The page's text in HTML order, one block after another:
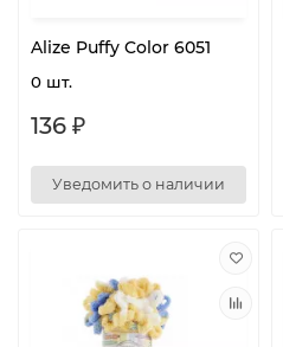
Alize Puffy Color 6051
0 шт.
136 ₽
Уведомить о наличии